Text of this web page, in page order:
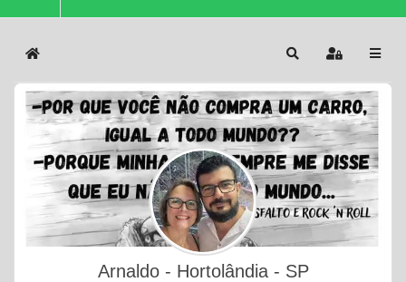
Home SearchSign In
Arnaldo - Hortolândia - SP